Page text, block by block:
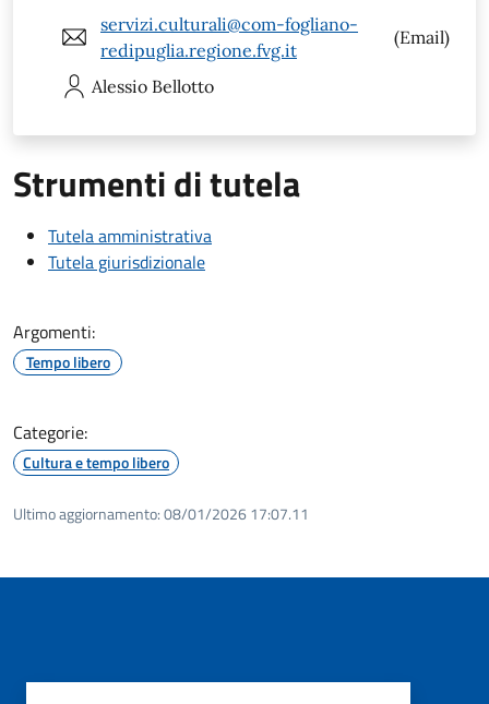
servizi.culturali@com-fogliano-
redipuglia.regione.fvg.it
(Email)
Alessio Bellotto
Strumenti di tutela
Tutela amministrativa
Tutela giurisdizionale
Argomenti:
Tempo libero
Categorie:
Cultura e tempo libero
Ultimo aggiornamento:08/01/2026 17:07.11